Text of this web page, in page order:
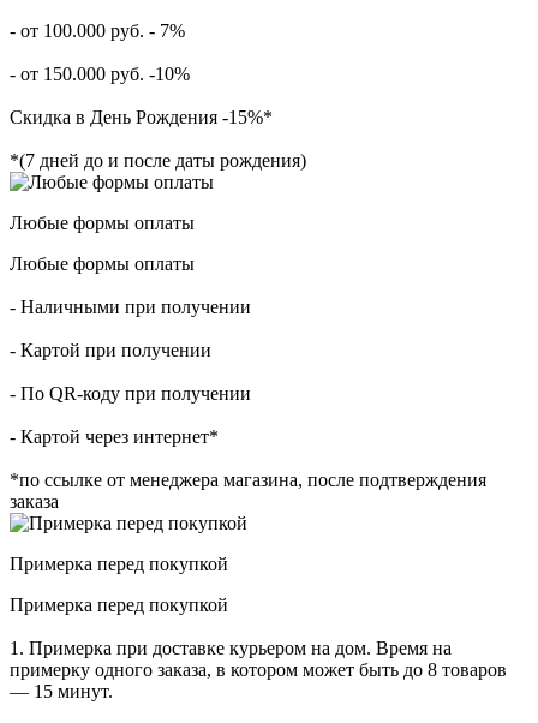
- от 100.000 руб. - 7%
- от 150.000 руб. -10%
Скидка в День Рождения -15%*
*(7 дней до и после даты рождения)
Любые формы оплаты
Любые формы оплаты
- Наличными при получении
- Картой при получении
- По QR-коду при получении
- Картой через интернет*
*по ссылке от менеджера магазина, после подтверждения
заказа
Примерка перед покупкой
Примерка перед покупкой
1. Примерка при доставке курьером на дом. Время на
примерку одного заказа, в котором может быть до 8 товаров
— 15 минут.